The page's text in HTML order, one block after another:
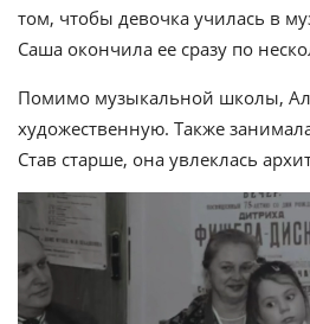
том, чтобы девочка училась в
Саша окончила ее сразу по
Помимо музыкальной школы,
художественную. Также
Став старше, она увлеклась